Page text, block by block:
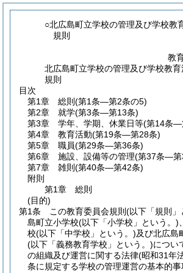
○北広島町立学校の管理及び学校教
規則
教
北広島町立学校の管理及び学校教
規則
目次
第1章
総則 (第1条―第2条の5)
第2章
就学(第3条―第13条)
第3章
学年、学期、休業日等(第14条―
第4章
教育活動(第19条―第28条)
第5章
職員(第29条―第36条)
第6章
施設、設備等の管理(第37条―第
第7章
雑則 (第40条―第42条)
附則
第1章
総則
(目的)
第1条
この教育委員会規則 (以下「規則」
島町立小学校(以下「小学校」という。)
校(以下「中学校」という。)及び北広島
(以下「義務教育学校」という。)につい
の組織及び運営に関する法律(昭和31年
条に規定する学校の管理運営の基本的